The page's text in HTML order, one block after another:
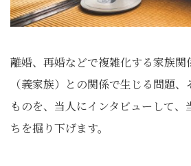
離婚、再婚などで複雑化する家族関
（義家族）との関係で生じる問題
ものを、当人にインタビューして
ちを掘り下げます。